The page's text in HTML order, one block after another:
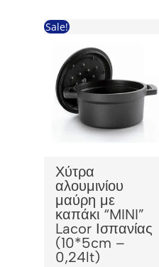
Sale!
Χύτρα
αλουμινίου
μαύρη με
καπάκι “MINI”
Lacor Ισπανίας
(10*5cm –
0,24lt)